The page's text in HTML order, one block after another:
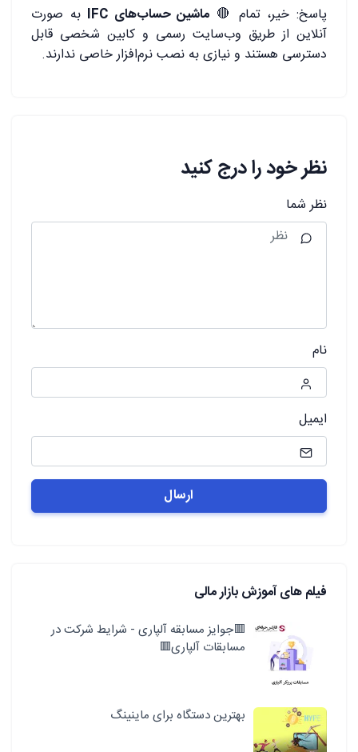
پاسخ: خیر، تمام 🔴 ماشین حساب‌های IFC
به صورت
آنلاین از طریق وب‌سایت رسمی و کابین شخصی قابل
دسترسی هستند و نیازی به نصب نرم‌افزار خاصی ندارند.
نظر خود را درج کنید
نظر شما
نام
ایمیل
فیلم های آموزش بازار مالی
🟥جوایز مسابقه آلپاری - شرایط شرکت در
مسابقات آلپاری🟥
بهترین دستگاه برای ماینینگ